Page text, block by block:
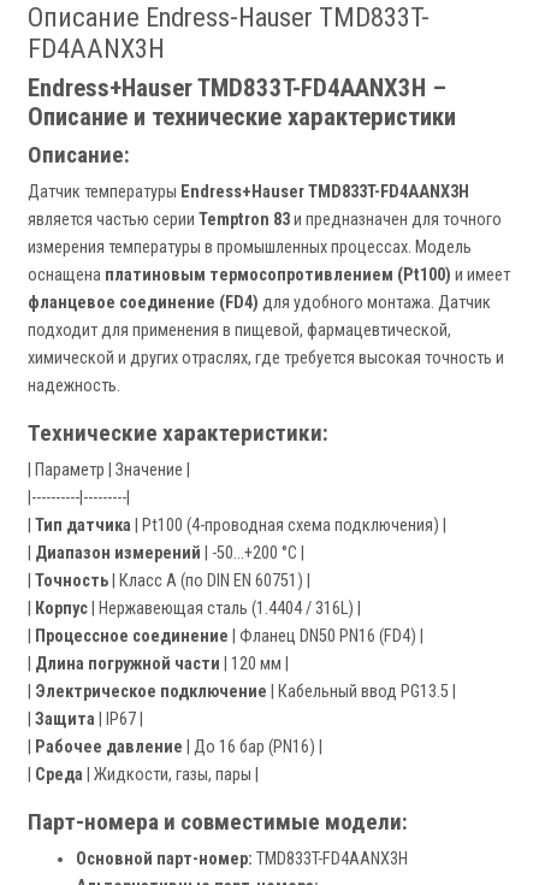
Описание Endress-Hauser TMD833T-
FD4AANX3H
Endress+Hauser TMD833T-FD4AANX3H –
Описание и технические характеристики
Описание:
Датчик температуры Endress+Hauser TMD833T-FD4AANX3H
является частью серии Temptron 83и предназначен для точного
измерения температуры в промышленных процессах. Модель
оснащена платиновым термосопротивлением (Pt100) и имеет
фланцевое соединение (FD4) для удобного монтажа. Датчик
подходит для применения в пищевой, фармацевтической,
химической и других отраслях, где требуется высокая точность и
надежность.
Технические характеристики:
| Параметр | Значение |
|----------|---------|
Тип датчика | Pt100 (4-проводная схема подключения) |
Диапазон измерений | -50…+200 °C |
Точность | Класс A (по DIN EN 60751) |
Корпус | Нержавеющая сталь (1.4404 / 316L) |
Процессное соединение | Фланец DN50 PN16 (FD4) |
Длина погружной части | 120 мм |
Электрическое подключение | Кабельный ввод PG13.5 |
Защита | IP67 |
Рабочее давление | До 16 бар (PN16) |
Среда | Жидкости, газы, пары |
Парт-номера и совместимые модели:
Основной парт-номер: TMD833T-FD4AANX3H